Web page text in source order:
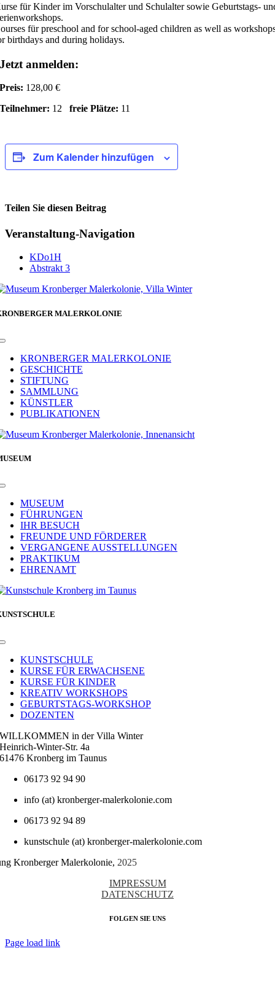
für Kinder im Vorschulalter und Schulalter sowie Geburtstags-
für preschool and for school-aged children as well as
birthdays and during holidays.
Jetzt anmelden:
Preis: 128,00 €
Teilnehmer: 12freie Plätze: 11
Zum Kalender hinzufügen
Teilen Sie diesen Beitrag
Facebook
Veranstaltung-Navigation
KDo1H
Abstrakt 3
MALERKOLONIE
Toggle
NavigationKRONBERGER MALERKOLONIE
GESCHICHTE
STIFTUNG
SAMMLUNG
KÜNSTLER
PUBLIKATIONEN
Toggle
NavigationMUSEUM
FÜHRUNGEN
IHR BESUCH
FREUNDE UND FÖRDERER
VERGANGENE AUSSTELLUNGEN
PRAKTIKUM
EHRENAMT
Toggle
NavigationKUNSTSCHULE
KURSE FÜR ERWACHSENE
KURSE FÜR KINDER
KREATIV WORKSHOPS
GEBURTSTAGS-WORKSHOP
DOZENTEN
WILLKOMMEN in der Villa Winter
Heinrich-Winter-Str. 4a
61476 Kronberg im Taunus
06173 92 94 90
info (at) kronberger-malerkolonie.com
06173 92 94 89
kunstschule (at) kronberger-malerkolonie.com
Kronberger Malerkolonie, 2025
IMPRESSUM
DATENSCHUTZ
FOLGEN SIE UNS
Page load link